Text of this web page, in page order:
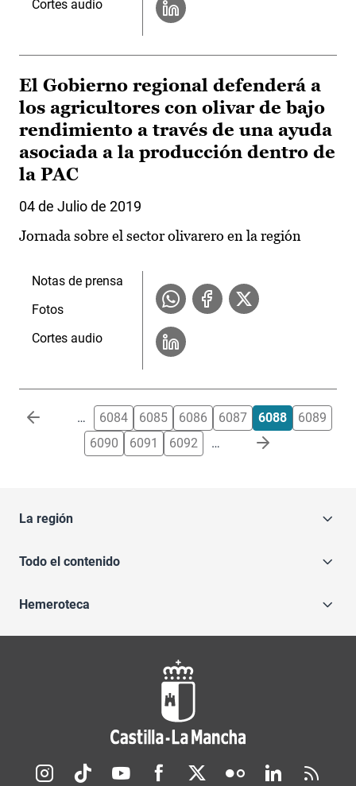
Cortes audio
El Gobierno regional defenderá a
los agricultores con olivar de bajo
rendimiento a través de una ayuda
asociada a la producción dentro de
la PAC
04 de Julio de 2019
Jornada sobre el sector olivarero en la región
Notas de prensa
Fotos
Cortes audio
Paginación … 6084 6085 6086 6087 6088
6089
6090
6091 6092 …
La región
Todo el contenido
Hemeroteca
Redes sociales JCCM